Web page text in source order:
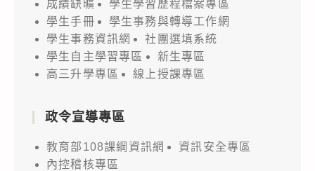
成績缺曠
學生學習歷程檔案專區
學生手冊
學生事務與轉導工作網
學生事務資訊網
社團選填系統
學生自主學習專區
新生專區
高三升學專區
線上授課專區
政令宣導專區
教育部108課綱資訊網
資訊安全專區
內控稽核專區